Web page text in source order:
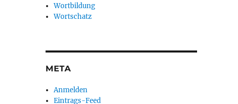
Wortbildung
Wortschatz
META
Anmelden
Eintrags-Feed